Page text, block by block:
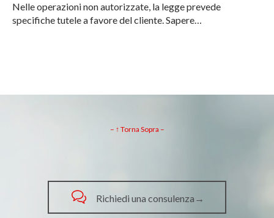
Nelle operazioni non autorizzate, la legge prevede
specifiche tutele a favore del cliente. Sapere…
– ↑ Torna Sopra –
 Richiedi una consulenza→